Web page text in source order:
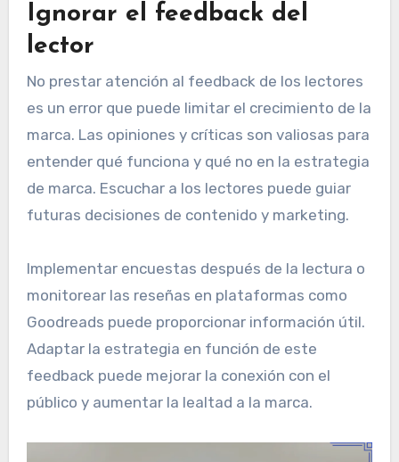
Ignorar el feedback del
lector
No prestar atención al feedback de los lectores
es un error que puede limitar el crecimiento de la
marca. Las opiniones y críticas son valiosas para
entender qué funciona y qué no en la estrategia
de marca. Escuchar a los lectores puede guiar
futuras decisiones de contenido y marketing.
Implementar encuestas después de la lectura o
monitorear las reseñas en plataformas como
Goodreads puede proporcionar información útil.
Adaptar la estrategia en función de este
feedback puede mejorar la conexión con el
público y aumentar la lealtad a la marca.